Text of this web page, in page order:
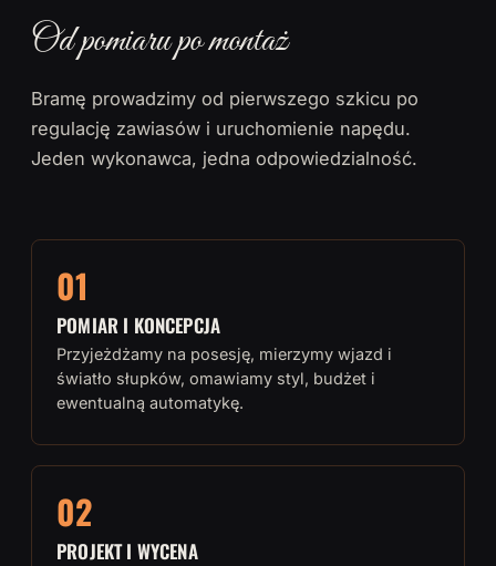
Od pomiaru po montaż
Bramę prowadzimy od pierwszego szkicu po
regulację zawiasów i uruchomienie napędu.
Jeden wykonawca, jedna odpowiedzialność.
01
POMIAR I KONCEPCJA
Przyjeżdżamy na posesję, mierzymy wjazd i
światło słupków, omawiamy styl, budżet i
ewentualną automatykę.
02
PROJEKT I WYCENA